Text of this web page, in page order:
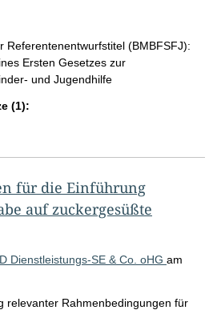
Referentenentwurfstitel (BMBFSFJ):
Ersten Gesetzes zur
und Jugendhilfe
(1):
für die Einführung
auf zuckergesüßte
Dienstleistungs-SE & Co. oHG am
relevanter Rahmenbedingungen für